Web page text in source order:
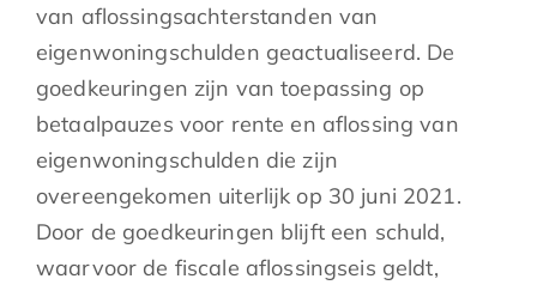
van aflossingsachterstanden van
eigenwoningschulden geactualiseerd. De
goedkeuringen zijn van toepassing op
betaalpauzes voor rente en aflossing van
eigenwoningschulden die zijn
overeengekomen uiterlijk op 30 juni 2021.
Door de goedkeuringen blijft een schuld,
waarvoor de fiscale aflossingseis geldt,